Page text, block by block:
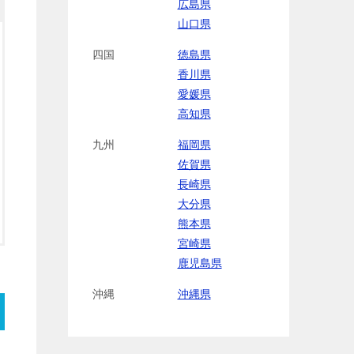
広島県
山口県
四国
徳島県
香川県
愛媛県
高知県
九州
福岡県
佐賀県
長崎県
大分県
熊本県
宮崎県
鹿児島県
沖縄 沖縄県